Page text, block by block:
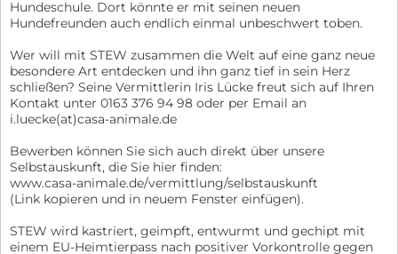
Hundeschule. Dort könnte er mit seinen neuen
Hundefreunden auch endlich einmal unbeschwert toben.
Wer will mit STEW zusammen die Welt auf eine ganz neue
besondere Art entdecken und ihn ganz tief in sein Herz
schließen? Seine Vermittlerin Iris Lücke freut sich auf Ihren
Kontakt unter 0163 376 94 98 oder per Email an
i.luecke(at)casa-animale.de
Bewerben können Sie sich auch direkt über unsere
Selbstauskunft, die Sie hier finden:
www.casa-animale.de/vermittlung/selbstauskunft
(Link kopieren und in neuem Fenster einfügen).
STEW wird kastriert, geimpft, entwurmt und gechipt mit
einem EU-Heimtierpass nach positiver Vorkontrolle gegen